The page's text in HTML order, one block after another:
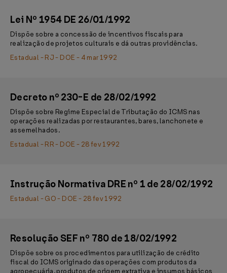
Lei Nº 1954 DE 26/01/1992
Dispõe sobre a concessão de incentivos fiscais para
realização de projetos culturais e dá outras providências.
Estadual - RJ - DOE - 4 mar 1992
Decreto nº 230-E de 28/02/1992
Dispõe sobre Regime Especial de Tributação do ICMS nas
operações realizadas por restaurantes, bares, lanchonete e
assemelhados.
Estadual - RR - DOE - 28 fev 1992
Instrução Normativa DRE nº 1 de 28/02/1992
Estadual - GO - DOE - 28 fev 1992
Resolução SEF nº 780 de 18/02/1992
Dispõe sobre os procedimentos para utilização de crédito
fiscal do ICMS originado das operações com produtos da
agropecuária, produtos de origem extrativa e insumos básicos